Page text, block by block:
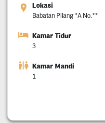
Lokasi
Babatan Pilang *A No.**
Kamar Tidur
3
Kamar Mandi
1